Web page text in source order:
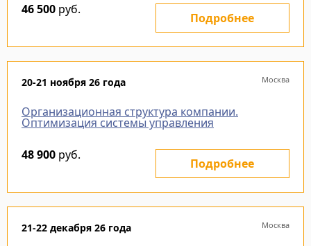
46 500 руб.
Подробнее
20-21 ноября 26 года Москва
Организационная структура компании.
Оптимизация системы управления
48 900 руб.
Подробнее
21-22 декабря 26 года Москва